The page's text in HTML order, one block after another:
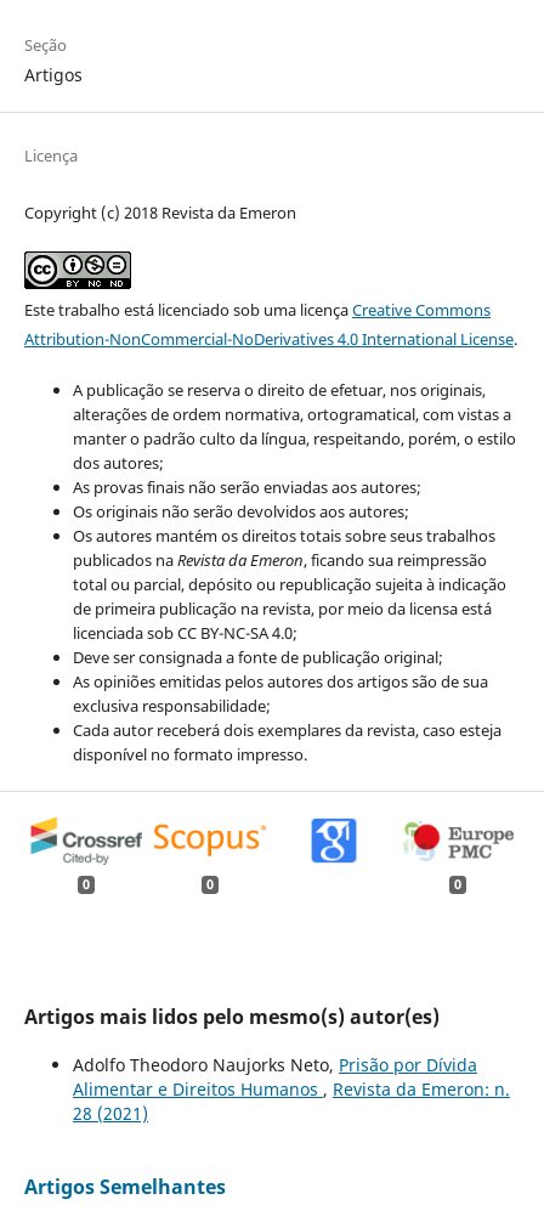
Seção
Artigos
Licença
Copyright (c) 2018 Revista da Emeron
Este trabalho está licenciado sob uma licençaCreative Commons
Attribution-NonCommercial-NoDerivatives 4.0 International License.
A publicação se reserva o direito de efetuar, nos originais,
alterações de ordem normativa, ortogramatical, com vistas a
manter o padrão culto da língua, respeitando, porém, o estilo
dos autores;
As provas finais não serão enviadas aos autores;
Os originais não serão devolvidos aos autores;
Os autores mantém os direitos totais sobre seus trabalhos
publicados naRevista da Emeron, ficando sua reimpressão
total ou parcial, depósito ou republicação sujeita à indicação
de primeira publicação na revista, por meio da licensa está
licenciada sob CC BY-NC-SA 4.0;
Deve ser consignada a fonte de publicação original;
As opiniões emitidas pelos autores dos artigos são de sua
exclusiva responsabilidade;
Cada autor receberá dois exemplares da revista, caso esteja
disponível no formato impresso.
0 0 0
Artigos mais lidos pelo mesmo(s) autor(es)
Adolfo Theodoro Naujorks Neto, Prisão por Dívida
Alimentar e Direitos Humanos , Revista da Emeron: n.
28 (2021)
Artigos Semelhantes